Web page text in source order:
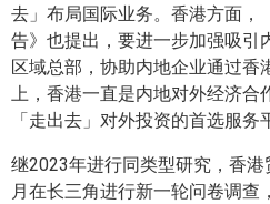
去」布局国际业务。香港方面，
告》也提出，要进一步加强吸引
区域总部，协助内地企业通过香
上，香港一直是内地对外经济合
「走出去」对外投资的首选服务
继2023年进行同类型研究，香
月在长三角进行新一轮问卷调查